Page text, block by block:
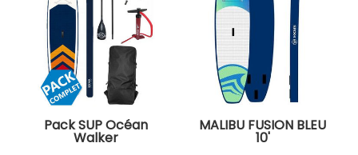
Pack SUP Océan
Walker
MALIBU FUSION BLEU
10'